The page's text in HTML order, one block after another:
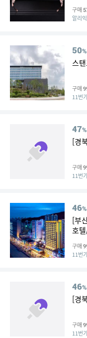
구매
알리
50%
스
구매
11번
47%
[경
구매
11번
46%
[부
호
구매
11번
46%
[경
구매
11번